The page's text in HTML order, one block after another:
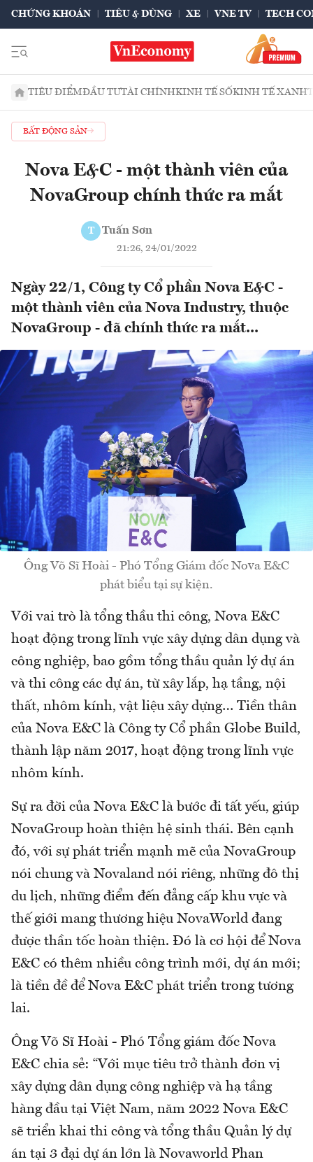
CHỨNG KHOÁN TIÊU & DÙNG XE VNE TV TECH
TIÊU ĐIỂMĐẦU TƯTÀI CHÍNHKINH TẾ SỐKINH TẾ XANH
BẤT ĐỘNG SẢN
Nova E&C - một thành viên của
NovaGroup chính thức ra mắt
T Tuấn Sơn
21:26, 24/01/2022
Ngày 22/1, Công ty Cổ phần Nova E&C -
một thành viên của Nova Industry, thuộc
NovaGroup - đã chính thức ra mắt...
Ông Võ Sĩ Hoài - Phó Tổng Giám đốc Nova E&C
phát biểu tại sự kiện.
Với vai trò là tổng thầu thi công, Nova E&C
hoạt động trong lĩnh vực xây dựng dân dụng và
công nghiệp, bao gồm tổng thầu quản lý dự án
và thi công các dự án, từ xây lắp, hạ tầng, nội
thất, nhôm kính, vật liệu xây dựng… Tiền thân
của Nova E&C là Công ty Cổ phần Globe Build,
thành lập năm 2017, hoạt động trong lĩnh vực
nhôm kính.
Sự ra đời của Nova E&C là bước đi tất yếu, giúp
NovaGroup hoàn thiện hệ sinh thái. Bên cạnh
đó, với sự phát triển mạnh mẽ của NovaGroup
nói chung và Novaland nói riêng, những đô thị
du lịch, những điểm đến đẳng cấp khu vực và
thế giới mang thương hiệu NovaWorld đang
được thần tốc hoàn thiện. Đó là cơ hội để Nova
E&C có thêm nhiều công trình mới, dự án mới;
là tiền đề để Nova E&C phát triển trong tương
lai.
Ông Võ Sĩ Hoài - Phó Tổng giám đốc Nova
E&C chia sẻ: “Với mục tiêu trở thành đơn vị
xây dựng dân dụng công nghiệp và hạ tầng
hàng đầu tại Việt Nam, năm 2022 Nova E&C
sẽ triển khai thi công và tổng thầu Quản lý dự
án tại 3 đại dự án lớn là Novaworld Phan